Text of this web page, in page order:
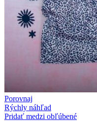
Porovnaj
Rýchly náhľad
Pridať medzi obľúbené